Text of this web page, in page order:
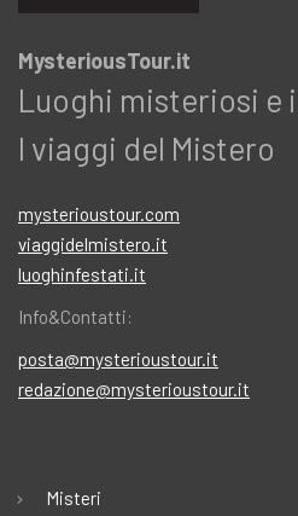
MysteriousTour.it
Luoghi misteriosi e
I viaggi del Mistero
mysterioustour.com
viaggidelmistero.it
luoghinfestati.it
Info&Contatti:
posta@mysterioustour.it
redazione@mysterioustour.it
Misteri